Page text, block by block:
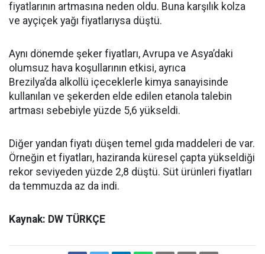
fiyatlarının artmasına neden oldu. Buna karşılık kolza
ve ayçiçek yağı fiyatlarıysa düştü.
Aynı dönemde şeker fiyatları, Avrupa ve Asya’daki
olumsuz hava koşullarının etkisi, ayrıca
Brezilya’da alkollü içeceklerle kimya sanayisinde
kullanılan ve şekerden elde edilen etanola talebin
artması sebebiyle yüzde 5,6 yükseldi.
Diğer yandan fiyatı düşen temel gıda maddeleri de var.
Örneğin et fiyatları, haziranda küresel çapta yükseldiği
rekor seviyeden yüzde 2,8 düştü. Süt ürünleri fiyatları
da temmuzda az da indi.
Kaynak: DW TÜRKÇE